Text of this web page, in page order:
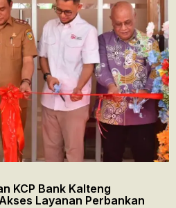
KCP Bank Kalteng
Layanan Perbankan